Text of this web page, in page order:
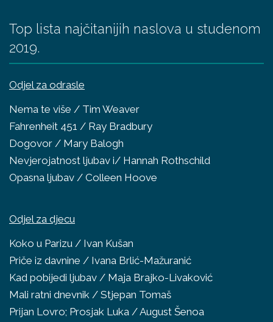
Top lista najčitanijih naslova u studenom
2019.
Odjel za odrasle
Nema te više / Tim Weaver
Fahrenheit 451 / Ray Bradbury
Dogovor / Mary Balogh
Nevjerojatnost ljubav i/ Hannah Rothschild
Opasna ljubav / Colleen Hoove
Odjel za djecu
Koko u Parizu / Ivan Kušan
Priče iz davnine / Ivana Brlić-Mažuranić
Kad pobijedi ljubav / Maja Brajko-Livaković
Mali ratni dnevnik / Stjepan Tomaš
Prijan Lovro; Prosjak Luka / August Šenoa